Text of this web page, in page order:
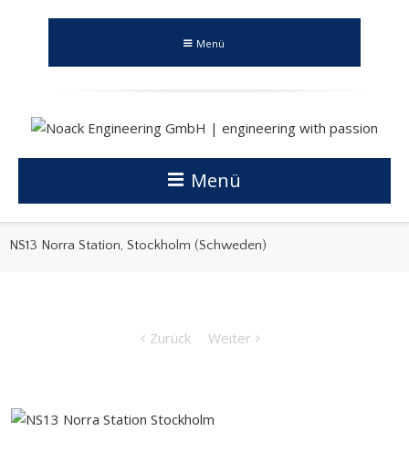
Menü
Menü
NS13 Norra Station, Stockholm (Schweden)
Zurück Weiter